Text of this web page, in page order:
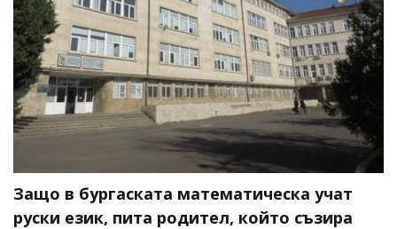
Защо в бургаската математическа учат
руски език, пита родител, който съзира